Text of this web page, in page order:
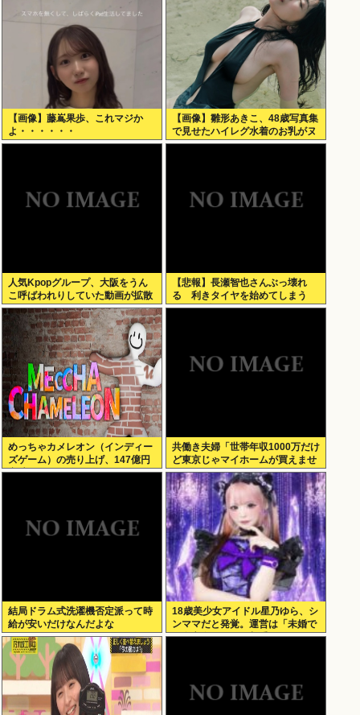
【画像】藤嶌果歩、これマジか
よ・・・・・・
【画像】雛形あきこ、48歳写真集
で見せたハイレグ水着のお乳がヌ
ケる
人気Kpopグループ、大阪をうん
こ呼ばわれりしていた動画が拡散
www
【悲報】長瀬智也さんぶっ壊れ
る 利きタイヤを始めてしまう
www（動画あり）
めっちゃカメレオン（インディー
ズゲーム）の売り上げ、147億円
突破www
共働き夫婦「世帯年収1000万だけ
ど東京じゃマイホームが買えませ
ん 」
結局ドラム式洗濯機否定派って時
給が安いだけなんだよな
18歳美少女アイドル星乃ゆら、シ
ンママだと発覚。運営は「未婚で
現在交際している相手もいないの